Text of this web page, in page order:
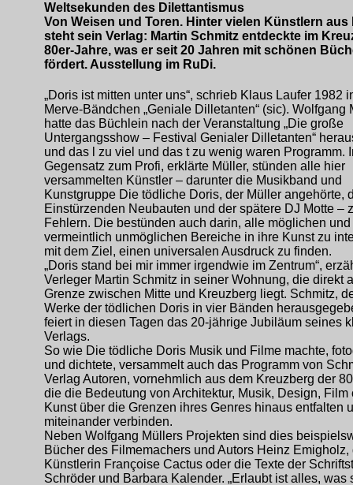
Weltsekunden des Dilettantismus
Von Weisen und Toren. Hinter vielen Künstlern aus
steht sein Verlag: Martin Schmitz entdeckte im
80er-Jahre, was er seit 20 Jahren mit schönen
fördert. Ausstellung im RuDi.
„Doris ist mitten unter uns“, schrieb Klaus Laufer 1982
Merve-Bändchen „Geniale Dilletanten“ (sic). Wolfgang
hatte das Büchlein nach der Veranstaltung „Die große
Untergangsshow – Festival Genialer Dilletanten“
und das l zu viel und das t zu wenig waren Programm.
Gegensatz zum Profi, erklärte Müller, stünden alle hier
versammelten Künstler – darunter die Musikband und
Kunstgruppe Die tödliche Doris, der Müller angehörte,
Einstürzenden Neubauten und der spätere DJ Motte –
Fehlern. Die bestünden auch darin, alle möglichen und
vermeintlich unmöglichen Bereiche in ihre Kunst zu
mit dem Ziel, einen universalen Ausdruck zu finden.
„Doris stand bei mir immer irgendwie im Zentrum“,
Verleger Martin Schmitz in seiner Wohnung, die direkt
Grenze zwischen Mitte und Kreuzberg liegt. Schmitz,
Werke der tödlichen Doris in vier Bänden
feiert in diesen Tagen das 20-jährige Jubiläum seines
Verlags.
So wie Die tödliche Doris Musik und Filme machte,
und dichtete, versammelt auch das Programm von
Verlag Autoren, vornehmlich aus dem Kreuzberg der
die die Bedeutung von Architektur, Musik, Design, Film
Kunst über die Grenzen ihres Genres hinaus entfalten
miteinander verbinden.
Neben Wolfgang Müllers Projekten sind dies
Bücher des Filmemachers und Autors Heinz Emigholz,
Künstlerin Françoise Cactus oder die Texte der
Schröder und Barbara Kalender. „Erlaubt ist alles, was